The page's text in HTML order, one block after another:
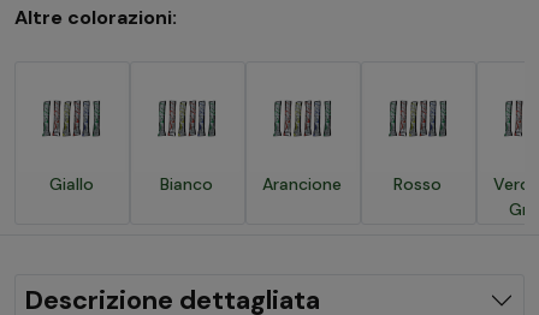
Altre colorazioni:
Giallo Bianco Arancione Rosso
Descrizione dettagliata